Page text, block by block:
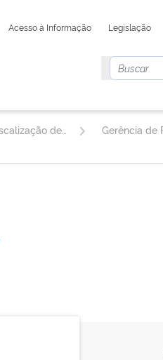
Acesso à Informação Legislação
Superintendência de Fiscalização de Serviços de Transporte Rodoviário de Cargas e Passageiros